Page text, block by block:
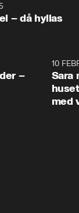
– då hyllas
–
10
Sara
med